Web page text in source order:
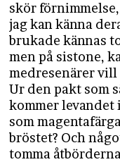
skör
jag kan känna
brukade kännas
men på sistone,
medresenärer
Ur den pakt som
kommer
som
bröstet? Och
tomma